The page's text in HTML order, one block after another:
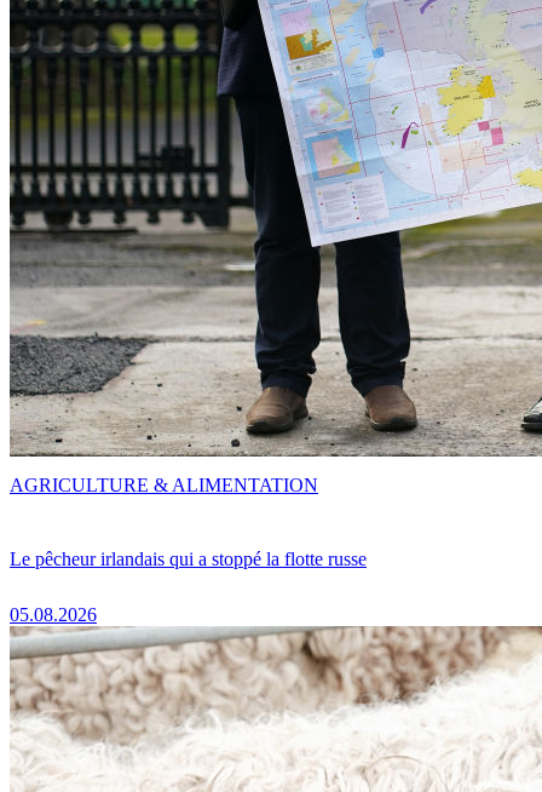
Le pêcheur irlandais qui a stoppé la flotte russe
05.08.2026
AGRICULTURE & ALIMENTATION